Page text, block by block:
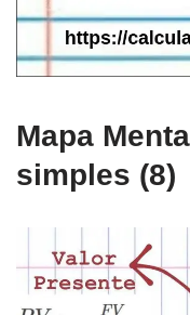
Mapa
simples (8)